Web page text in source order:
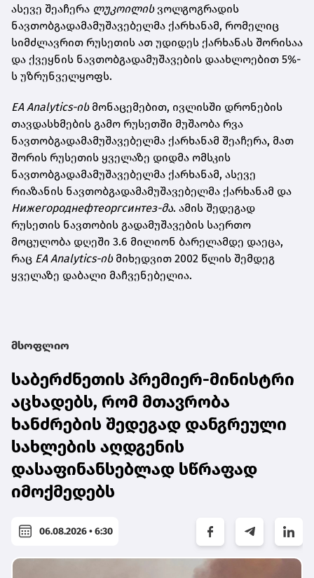
ასევე შეაჩერა ლუკოილისვოლგოგრადის
ნავთობგადამამუშავებელმა ქარხანამ, რომელიც
სიმძლავრით რუსეთის ათ უდიდეს ქარხანას შორისაა
და ქვეყნის ნავთობგადამუშავების დაახლოებით 5%-
ს უზრუნველყოფს.
EA Analytics-ისმონაცემებით, ივლისში დრონების
თავდასხმების გამო რუსეთში მუშაობა რვა
ნავთობგადამამუშავებელმა ქარხანამ შეაჩერა, მათ
შორის რუსეთის ყველაზე დიდმა ომსკის
ნავთობგადამამუშავებელმა ქარხანამ, ასევე
რიაზანის ნავთობგადამამუშავებელმა ქარხანამ და
Нижегороднефтеоргсинтез-მა. ამის შედეგად
რუსეთის ნავთობის გადამუშავების საერთო
მოცულობა დღეში 3.6 მილიონ ბარელამდე დაეცა,
რაც EA Analytics-ის მიხედვით 2002 წლის შემდეგ
ყველაზე დაბალი მაჩვენებელია.
მსოფლიო
საბერძნეთის პრემიერ-მინისტრი
აცხადებს, რომ მთავრობა
ხანძრების შედეგად დანგრეული
სახლების აღდგენის
დასაფინანსებლად სწრაფად
იმოქმედებს
06.08.2026 • 6:30